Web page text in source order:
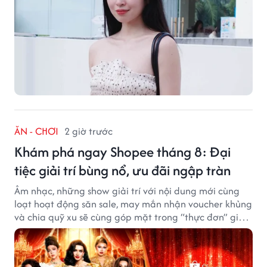
ĂN - CHƠI 2 giờ trước
Khám phá ngay Shopee tháng 8: Đại
tiệc giải trí bùng nổ, ưu đãi ngập tràn
Âm nhạc, những show giải trí với nội dung mới cùng
loạt hoạt động săn sale, may mắn nhận voucher khủng
và chia quỹ xu sẽ cùng góp mặt trong “thực đơn” giải
trí cuối tuần trên Shopee, diễn ra liên tiếp vào ngày
7/8 và 8/8.